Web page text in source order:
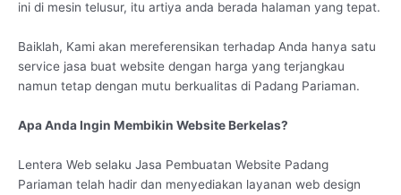
ini di mesin telusur, itu artiya anda berada halaman yang tepat.
Baiklah, Kami akan mereferensikan terhadap Anda hanya satu
service jasa buat website dengan harga yang terjangkau
namun tetap dengan mutu berkualitas di Padang Pariaman.
Apa Anda Ingin Membikin Website Berkelas?
Lentera Web selaku Jasa Pembuatan Website Padang
Pariaman telah hadir dan menyediakan layanan web design